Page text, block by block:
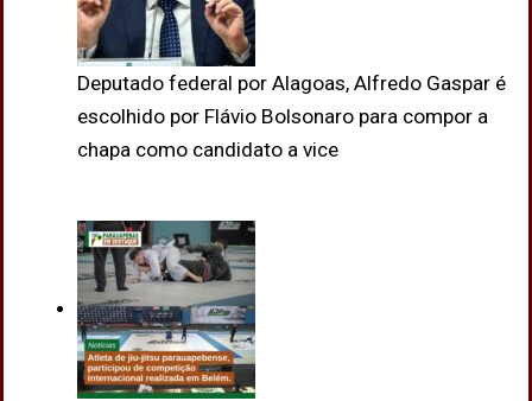
Deputado federal por Alagoas, Alfredo Gaspar é
escolhido por Flávio Bolsonaro para compor a
chapa como candidato a vice